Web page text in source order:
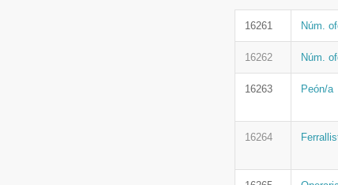
16261 Núm.
16262 Núm.
16263 Peón/a
16264